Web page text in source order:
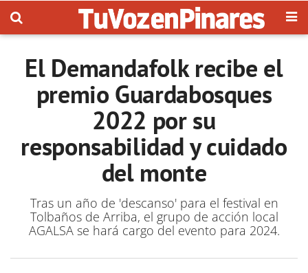
El Demandafolk recibe el
premio Guardabosques
2022 por su
responsabilidad y cuidado
del monte
Tras un año de 'descanso' para el festival en
Tolbaños de Arriba, el grupo de acción local
AGALSA se hará cargo del evento para 2024.